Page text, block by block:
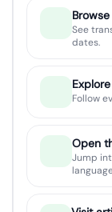
See
dates.
Follow
Open
Jump